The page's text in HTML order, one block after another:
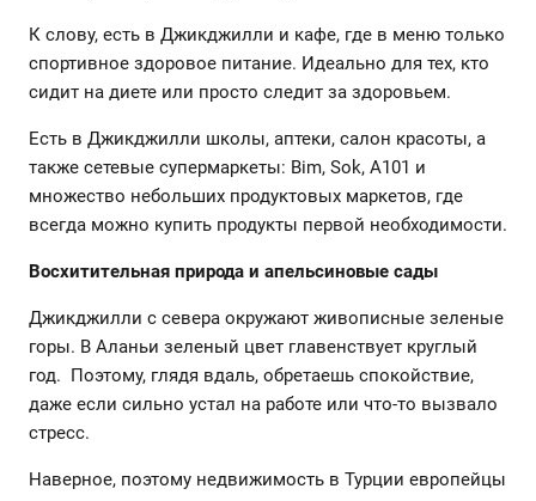
К слову, есть в Джикджилли и кафе, где в меню только
спортивное здоровое питание. Идеально для тех, кто
сидит на диете или просто следит за здоровьем.
Есть в Джикджилли школы, аптеки, салон красоты, а
также сетевые супермаркеты: Bim, Sok, A101 и
множество небольших продуктовых маркетов, где
всегда можно купить продукты первой необходимости.
Восхитительная природа и апельсиновые сады
Джикджилли с севера окружают живописные зеленые
горы. В Аланьи зеленый цвет главенствует круглый
год. Поэтому, глядя вдаль, обретаешь спокойствие,
даже если сильно устал на работе или что-то вызвало
стресс.
Наверное, поэтому недвижимость в Турции европейцы